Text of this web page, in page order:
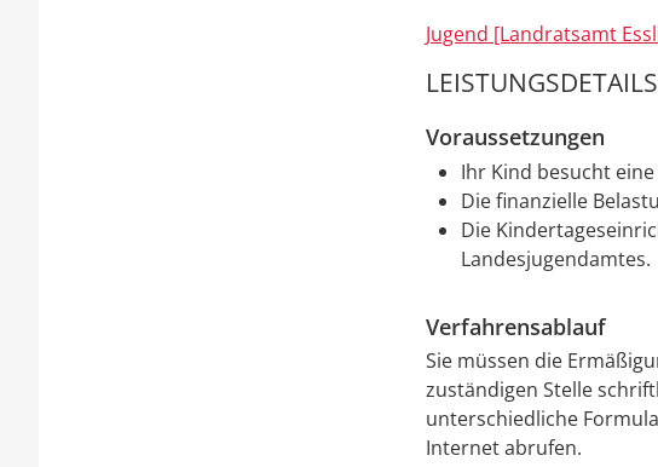
Jugend [Landratsamt
LEISTUNGSDETAILS
Voraussetzungen
Ihr Kind besucht
Die finanzielle
Die
Landesjugendamtes.
Verfahrensablauf
Sie müssen die
zuständigen Stelle
unterschiedliche
Internet abrufen.